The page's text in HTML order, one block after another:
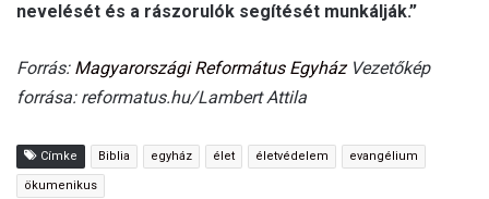
nevelését és a rászorulók segítését munkálják.”
Forrás: Magyarországi Református EgyházVezetőkép
forrása: reformatus.hu/Lambert Attila
Címke Biblia egyház élet életvédelem evangélium
ökumenikus